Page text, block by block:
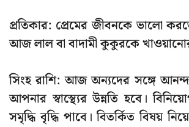
প্রতিকার: প্রেমের জীবনকে ভালো
আজ লাল বা বাদামী কুকুরকে
সিংহ রাশি: আজ অন্যদের সঙ্গে
আপনার স্বাস্থ্যের উন্নতি হবে।
সমৃদ্ধি বৃদ্ধি পাবে। বিতর্কিত বিষয়